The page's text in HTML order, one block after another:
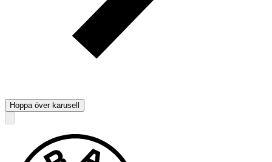
Hoppa över karusell